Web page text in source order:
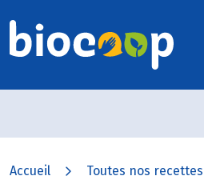
Accueil Toutes nos recettes